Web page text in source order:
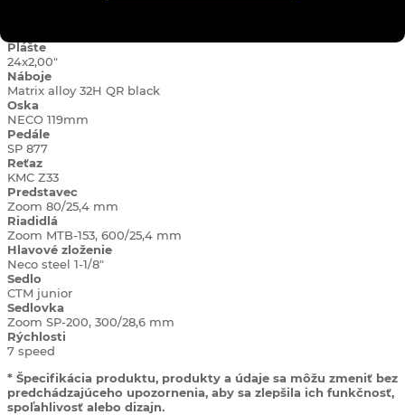
Plášte
24x2,00"
Náboje
Matrix alloy 32H QR black
Oska
NECO 119mm
Pedále
SP 877
Reťaz
KMC Z33
Predstavec
Zoom 80/25,4 mm
Riadidlá
Zoom MTB-153, 600/25,4 mm
Hlavové zloženie
Neco steel 1-1/8"
Sedlo
CTM junior
Sedlovka
Zoom SP-200, 300/28,6 mm
Rýchlosti
7 speed
* Špecifikácia produktu, produkty a údaje sa môžu zmeniť bez
predchádzajúceho upozornenia, aby sa zlepšila ich funkčnosť,
spoľahlivosť alebo dizajn.